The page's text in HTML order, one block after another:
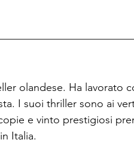
olandese. Ha lavorato
I suoi thriller sono ai
e vinto prestigiosi
Italia.